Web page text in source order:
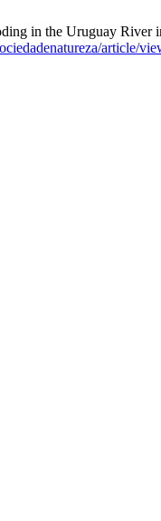
in the Uruguay
article/